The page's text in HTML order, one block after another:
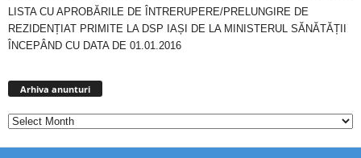
LISTA CU APROBĂRILE DE ÎNTRERUPERE/PRELUNGIRE DE
REZIDENȚIAT PRIMITE LA DSP IAȘI DE LA MINISTERUL SĂNĂTĂȚII
ÎNCEPÂND CU DATA DE 01.01.2016
Arhiva anunturi